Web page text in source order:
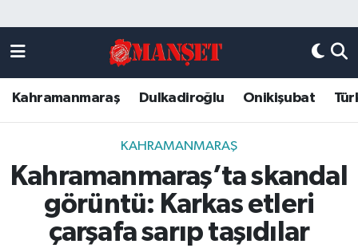
Kahramanmaraş Dulkadiroğlu Onikişubat
KAHRAMANMARAŞ
Kahramanmaraş’ta skandal
görüntü: Karkas etleri
çarşafa sarıp taşıdılar
DULKADİROĞLU
KAHRAMANMARAŞ
ONİKİŞUBAT
ÖZEL HABER
Kahramanmaraş Nöbetçi Eczaneler
Kahramanmaraş Hava Durumu
Kahramanmaraş Trafik Yoğunluk Haritası
Süper Lig Puan Durumu ve Fikstür
Tüm Manşetler